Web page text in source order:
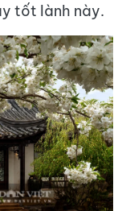
tốt lành này.